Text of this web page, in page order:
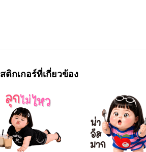
สติกเกอร์ที่เกี่ยวข้อง